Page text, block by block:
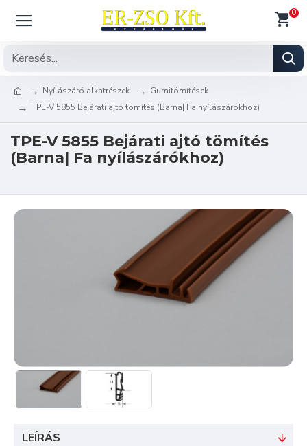
0
Nyílászáró alkatrészek
Gumitömítések
TPE-V 5855 Bejárati ajtó tömítés (Barna| Fa nyílászárókhoz)
TPE-V 5855 Bejárati ajtó tömítés
(Barna| Fa nyílászárókhoz)
LEÍRÁS